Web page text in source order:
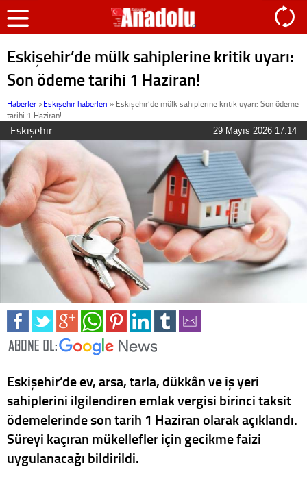
Eskişehir’de mülk sahiplerine kritik uyarı:
Son ödeme tarihi 1 Haziran!
Haberler >Eskişehir haberleri » Eskişehir’de mülk sahiplerine kritik uyarı: Son ödeme
tarihi 1 Haziran!
Eskişehir 29 Mayıs 2026 17:14
Eskişehir’de ev, arsa, tarla, dükkân ve iş yeri
sahiplerini ilgilendiren emlak vergisi birinci taksit
ödemelerinde son tarih 1 Haziran olarak açıklandı.
Süreyi kaçıran mükellefler için gecikme faizi
uygulanacağı bildirildi.